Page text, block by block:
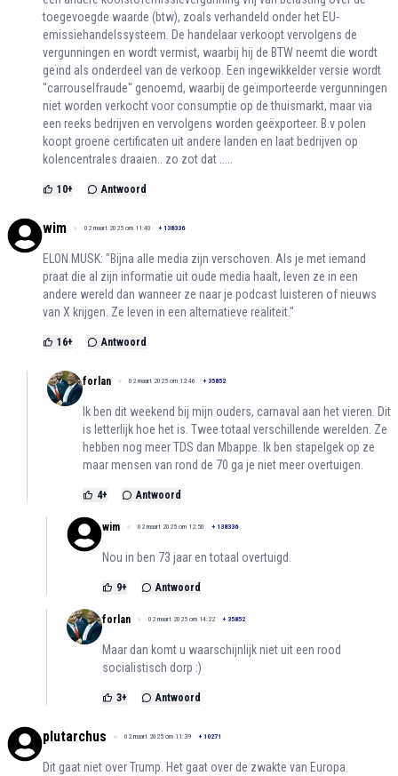
toegevoegde waarde (btw), zoals verhandeld onder het EU-
emissiehandelssysteem. De handelaar verkoopt vervolgens de
vergunningen en wordt vermist, waarbij hij de BTW neemt die wordt
geïnd als onderdeel van de verkoop. Een ingewikkelder versie wordt
"carrouselfraude" genoemd, waarbij de geïmporteerde vergunningen
niet worden verkocht voor consumptie op de thuismarkt, maar via
een reeks bedrijven en vervolgens worden geëxporteer. B.v polen
koopt groene certificaten uit andere landen en laat bedrijven op
kolencentrales draaien.. zo zot dat .....
10+ Antwoord
wim 02 maart 2025 om 11:40 + 138336
ELON MUSK: "Bijna alle media zijn verschoven. Als je met iemand
praat die al zijn informatie uit oude media haalt, leven ze in een
andere wereld dan wanneer ze naar je podcast luisteren of nieuws
van X krijgen. Ze leven in een alternatieve realiteit."
16+ Antwoord
forlan 02 maart 2025 om 12:46 + 35852
Ik ben dit weekend bij mijn ouders, carnaval aan het vieren. Dit
is letterlijk hoe het is. Twee totaal verschillende werelden. Ze
hebben nog meer TDS dan Mbappe. Ik ben stapelgek op ze
maar mensen van rond de 70 ga je niet meer overtuigen.
4+ Antwoord
wim 02 maart 2025 om 12:50 + 138336
Nou in ben 73 jaar en totaal overtuigd.
9+ Antwoord
forlan 02 maart 2025 om 14:22 + 35852
Maar dan komt u waarschijnlijk niet uit een rood
socialistisch dorp :)
3+ Antwoord
plutarchus 02 maart 2025 om 11:39 + 10271
Dit gaat niet over Trump. Het gaat over de zwakte van Europa.